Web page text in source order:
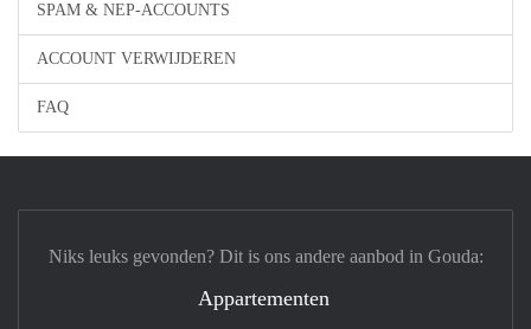
SPAM & NEP-ACCOUNTS
ACCOUNT VERWIJDEREN
FAQ
Niks leuks gevonden? Dit is ons andere aanbod in Gouda:
Appartementen